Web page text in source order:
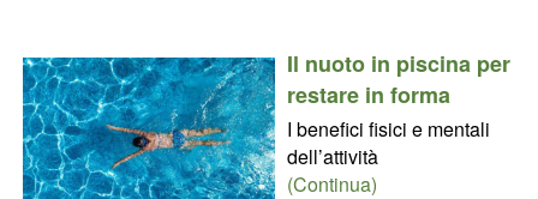
Il nuoto in piscina per
restare in forma
I benefici fisici e mentali
dell’attività
(Continua)